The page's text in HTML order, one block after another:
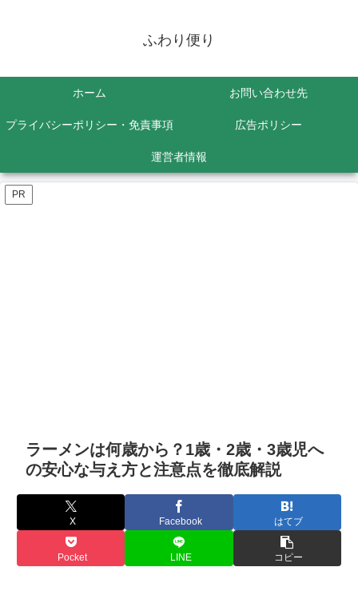
ふわり便り
ホーム お問い合わせ先
プライバシーポリシー・免責事項 広告ポリシー
運営者情報
PR
ラーメンは何歳から？1歳・2歳・3歳児へ
の安心な与え方と注意点を徹底解説
X Facebook はてブ
Pocket LINE コピー